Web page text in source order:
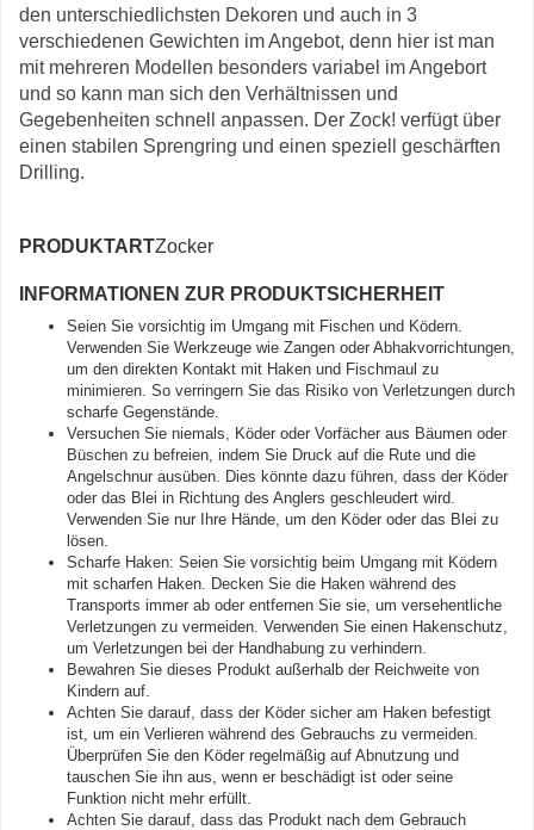
den unterschiedlichsten Dekoren und auch in 3
verschiedenen Gewichten im Angebot, denn hier ist man
mit mehreren Modellen besonders variabel im Angebort
und so kann man sich den Verhältnissen und
Gegebenheiten schnell anpassen. Der Zock! verfügt über
einen stabilen Sprengring und einen speziell geschärften
Drilling.
PRODUKTARTZocker
INFORMATIONEN ZUR PRODUKTSICHERHEIT
Seien Sie vorsichtig im Umgang mit Fischen und Ködern.
Verwenden Sie Werkzeuge wie Zangen oder Abhakvorrichtungen,
um den direkten Kontakt mit Haken und Fischmaul zu
minimieren. So verringern Sie das Risiko von Verletzungen durch
scharfe Gegenstände.
Versuchen Sie niemals, Köder oder Vorfächer aus Bäumen oder
Büschen zu befreien, indem Sie Druck auf die Rute und die
Angelschnur ausüben. Dies könnte dazu führen, dass der Köder
oder das Blei in Richtung des Anglers geschleudert wird.
Verwenden Sie nur Ihre Hände, um den Köder oder das Blei zu
lösen.
Scharfe Haken: Seien Sie vorsichtig beim Umgang mit Ködern
mit scharfen Haken. Decken Sie die Haken während des
Transports immer ab oder entfernen Sie sie, um versehentliche
Verletzungen zu vermeiden. Verwenden Sie einen Hakenschutz,
um Verletzungen bei der Handhabung zu verhindern.
Bewahren Sie dieses Produkt außerhalb der Reichweite von
Kindern auf.
Achten Sie darauf, dass der Köder sicher am Haken befestigt
ist, um ein Verlieren während des Gebrauchs zu vermeiden.
Überprüfen Sie den Köder regelmäßig auf Abnutzung und
tauschen Sie ihn aus, wenn er beschädigt ist oder seine
Funktion nicht mehr erfüllt.
Achten Sie darauf, dass das Produkt nach dem Gebrauch